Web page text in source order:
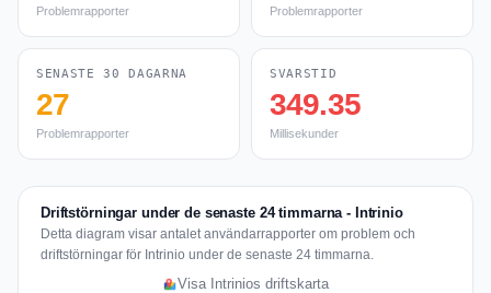
Problemrapporter Problemrapporter
SENASTE 30 DAGARNA
27
Problemrapporter
SVARSTID
349.35
Millisekunder
Driftstörningar under de senaste 24 timmarna - Intrinio
Detta diagram visar antalet användarrapporter om problem och
driftstörningar för Intrinio under de senaste 24 timmarna.
Visa Intrinios driftskarta